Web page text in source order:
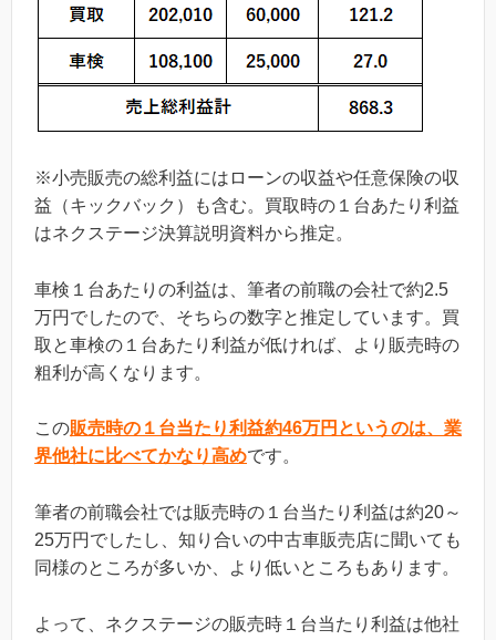
※小売販売の総利益にはローンの収益や任意保険の収
益（キックバック）も含む。買取時の１台あたり利益
はネクステージ決算説明資料から推定。
車検１台あたりの利益は、筆者の前職の会社で約2.5
万円でしたので、そちらの数字と推定しています。買
取と車検の１台あたり利益が低ければ、より販売時の
粗利が高くなります。
この販売時の１台当たり利益約46万円というのは、業
界他社に比べてかなり高めです。
筆者の前職会社では販売時の１台当たり利益は約20～
25万円でしたし、知り合いの中古車販売店に聞いても
同様のところが多いか、より低いところもあります。
よって、ネクステージの販売時１台当たり利益は他社